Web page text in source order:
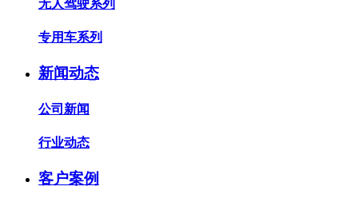
无人驾驶系列
专用车系列
新闻动态
公司新闻
行业动态
客户案例